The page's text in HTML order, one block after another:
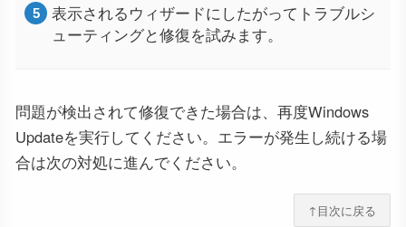
表示されるウィザードにしたがってトラブルシ
ューティングと修復を試みます。
問題が検出されて修復できた場合は、再度Windows
Updateを実行してください。エラーが発生し続ける場
合は次の対処に進んでください。
↑目次に戻る